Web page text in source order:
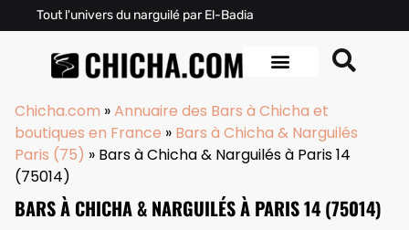
Tout l'univers du narguilé par El-Badia
Chicha.com »Annuaire des Bars à Chicha et
boutiques en France » Bars à Chicha & Narguilés
Paris (75) » Bars à Chicha & Narguilés à Paris 14
(75014)
BARS À CHICHA & NARGUILÉS À PARIS 14 (75014)